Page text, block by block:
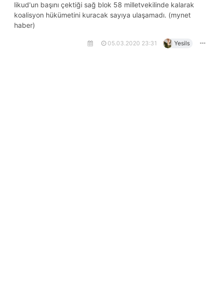
likud'un başını çektiği sağ blok 58 milletvekilinde kalarak
koalisyon hükümetini kuracak sayıya ulaşamadı. (mynet
haber)
05.03.2020 23:31 Yesils